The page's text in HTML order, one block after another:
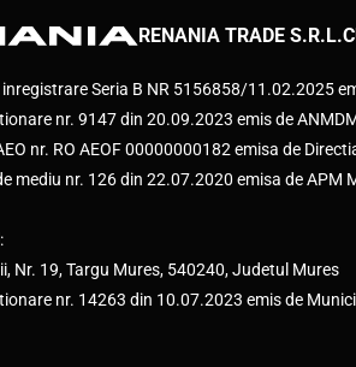
RENANIA TRADE S.R.L.
Seria B NR 5156858/11.02.2025
nr. 9147 din 20.09.2023 emis de
nr. RO AEOF 00000000182 emisa de
mediu nr. 126 din 22.07.2020 emisa de APM
Nr. 19, Targu Mures, 540240, Judetul Mures
nr. 14263 din 10.07.2023 emis de